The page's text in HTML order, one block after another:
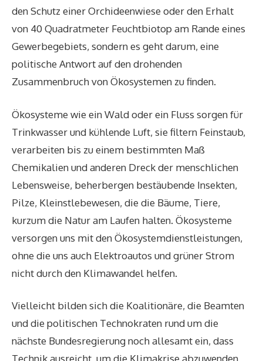
den Schutz einer Orchideenwiese oder den Erhalt
von 40 Quadratmeter Feuchtbiotop am Rande eines
Gewerbegebiets, sondern es geht darum, eine
politische Antwort auf den drohenden
Zusammenbruch von Ökosystemen zu finden.
Ökosysteme wie ein Wald oder ein Fluss sorgen für
Trinkwasser und kühlende Luft, sie filtern Feinstaub,
verarbeiten bis zu einem bestimmten Maß
Chemikalien und anderen Dreck der menschlichen
Lebensweise, beherbergen bestäubende Insekten,
Pilze, Kleinstlebewesen, die die Bäume, Tiere,
kurzum die Natur am Laufen halten. Ökosysteme
versorgen uns mit den Ökosystemdienstleistungen,
ohne die uns auch Elektroautos und grüner Strom
nicht durch den Klimawandel helfen.
Vielleicht bilden sich die Koalitionäre, die Beamten
und die politischen Technokraten rund um die
nächste Bundesregierung noch allesamt ein, dass
Technik ausreicht, um die Klimakrise abzuwenden